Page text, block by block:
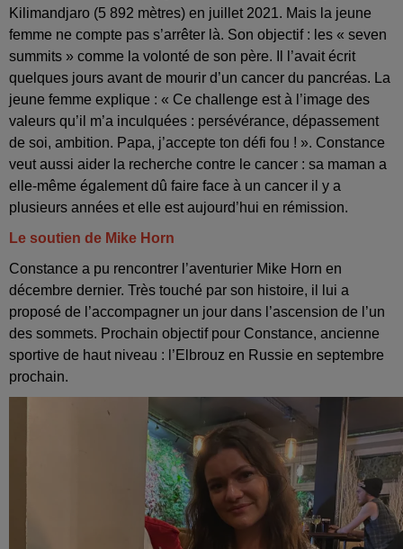
Kilimandjaro (5 892 mètres) en juillet 2021. Mais la jeune
femme ne compte pas s’arrêter là. Son objectif : les « seven
summits » comme la volonté de son père. Il l’avait écrit
quelques jours avant de mourir d’un cancer du pancréas. La
jeune femme explique : « Ce challenge est à l’image des
valeurs qu’il m’a inculquées : persévérance, dépassement
de soi, ambition. Papa, j’accepte ton défi fou ! ». Constance
veut aussi aider la recherche contre le cancer : sa maman a
elle-même également dû faire face à un cancer il y a
plusieurs années et elle est aujourd’hui en rémission.
Le soutien de Mike Horn
Constance a pu rencontrer l’aventurier Mike Horn en
décembre dernier. Très touché par son histoire, il lui a
proposé de l’accompagner un jour dans l’ascension de l’un
des sommets. Prochain objectif pour Constance, ancienne
sportive de haut niveau : l’Elbrouz en Russie en septembre
prochain.